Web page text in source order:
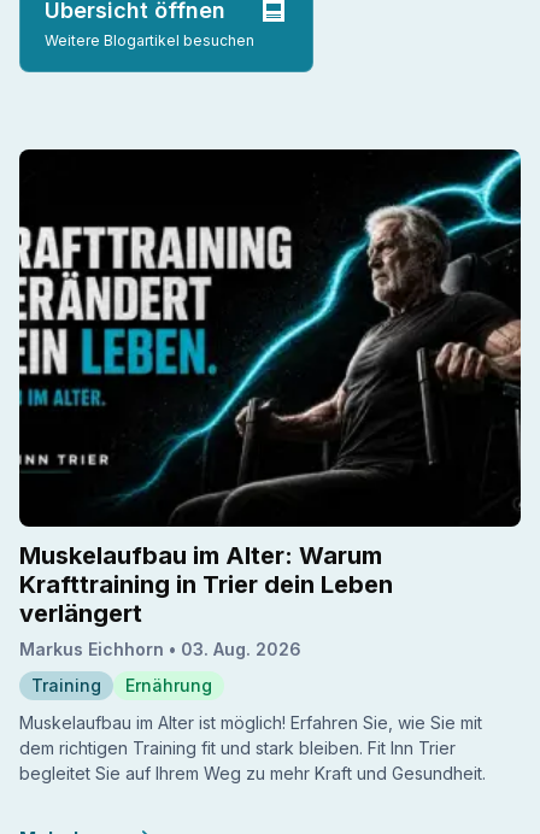
Übersicht öffnen
Weitere Blogartikel besuchen
Muskelaufbau im Alter: Warum
Krafttraining in Trier dein Leben
verlängert
Markus Eichhorn • 03. Aug. 2026
Training
Ernährung
Muskelaufbau im Alter ist möglich! Erfahren Sie, wie Sie mit
dem richtigen Training fit und stark bleiben. Fit Inn Trier
begleitet Sie auf Ihrem Weg zu mehr Kraft und Gesundheit.